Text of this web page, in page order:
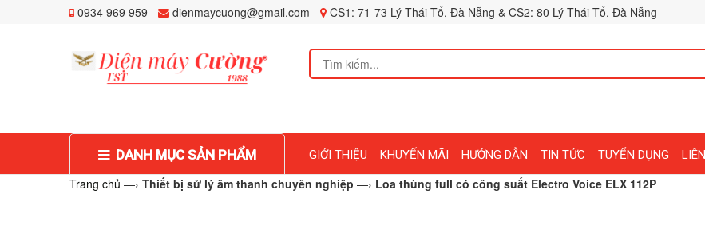
0934 969 959 - dienmaycuong@gmail.com - CS1: 71-73 Lý Thái Tổ, Đà Nẵng & CS2: 80 Lý Thái Tổ, Đà Nẵng
DANH MỤC SẢN PHẨM GIỚI THIỆU KHUYẾN MÃI HƯỚNG DẪN TIN TỨC TUYỂN DỤNG
Trang chủ —› Thiết bị sử lý âm thanh chuyên nghiệp —› Loa thùng full có công suất Electro Voice ELX 112P